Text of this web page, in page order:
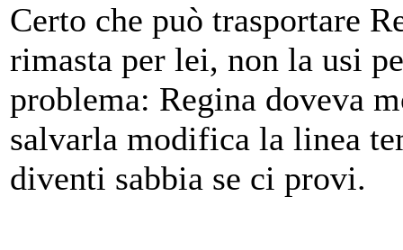
Certo che può trasportare
rimasta per lei, non la usi
problema: Regina doveva
salvarla modifica la linea
diventi sabbia se ci provi.